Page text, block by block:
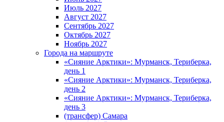
Июль 2027
Август 2027
Сентябрь 2027
Октябрь 2027
Ноябрь 2027
Города на маршруте
«Сияние Арктики»: Мурманск, Териберка,
день 1
«Сияние Арктики»: Мурманск, Териберка,
день 2
«Сияние Арктики»: Мурманск, Териберка,
день 3
(трансфер) Самара